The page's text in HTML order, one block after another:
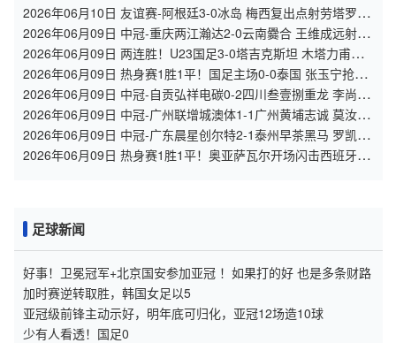
2026年06月10日 友谊赛-阿根廷3-0冰岛 梅西复出点射劳塔罗造
点+中柱阿尔马达破门
2026年06月09日 中冠-重庆两江瀚达2-0云南爨合 王维成远射建
功
2026年06月09日 两连胜！U23国足3-0塔吉克斯坦 木塔力甫闪
击+造点向余望点射
2026年06月09日 热身赛1胜1平！国足主场0-0泰国 张玉宁抢点
中柱国足24脚射门未果
2026年06月09日 中冠-自贡弘祥电碳0-2四川叁壹捌重龙 李尚
霖、邹齐破门
2026年06月09日 中冠-广州联增城澳体1-1广州黄埔志诚 莫汝恒
绝平
2026年06月09日 中冠-广东晨星创尔特2-1泰州早茶黑马 罗凯、
王伟轩破门
2026年06月09日 热身赛1胜1平！奥亚萨瓦尔开场闪击西班牙3-
足球新闻
好事！卫冕冠军+北京国安参加亚冠 ！如果打的好 也是多条财路
加时赛逆转取胜，韩国女足以5
亚冠级前锋主动示好，明年底可归化，亚冠12场造10球
少有人看透！国足0